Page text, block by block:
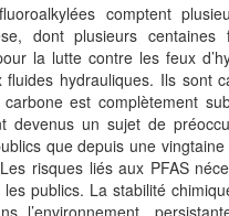
comptent
dont plusieurs centaines
la lutte contre les feux
hydrauliques. Ils sont
est complètement
un sujet de
que depuis une vingtaine
risques liés aux PFAS
publics. La stabilité
l’environnement,